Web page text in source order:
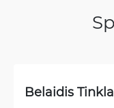
Belaidis